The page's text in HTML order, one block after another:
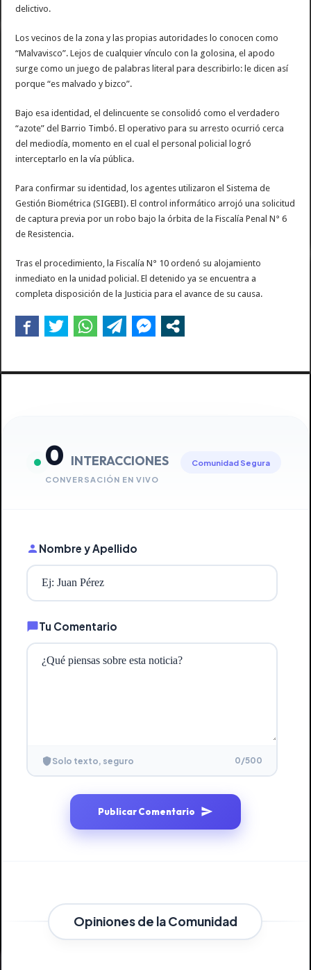
delictivo.
Los vecinos de la zona y las propias autoridades lo conocen como
“Malvavisco”. Lejos de cualquier vínculo con la golosina, el apodo
surge como un juego de palabras literal para describirlo: le dicen así
porque “es malvado y bizco”.
Bajo esa identidad, el delincuente se consolidó como el verdadero
“azote” del Barrio Timbó. El operativo para su arresto ocurrió cerca
del mediodía, momento en el cual el personal policial logró
interceptarlo en la vía pública.
Para confirmar su identidad, los agentes utilizaron el Sistema de
Gestión Biométrica (SIGEBI). El control informático arrojó una solicitud
de captura previa por un robo bajo la órbita de la Fiscalía Penal N° 6
de Resistencia.
Tras el procedimiento, la Fiscalía N° 10 ordenó su alojamiento
inmediato en la unidad policial. El detenido ya se encuentra a
completa disposición de la Justicia para el avance de su causa.
0 INTERACCIONES
CONVERSACIÓN EN VIVO
Comunidad Segura
Nombre y Apellido
Tu Comentario
Solo texto, seguro 0/500
Publicar Comentario
Opiniones de la Comunidad